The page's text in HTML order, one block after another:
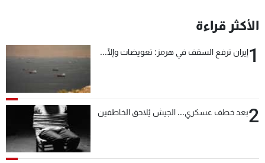
الأكثر قراءة
1إيران ترفع السقف في هرمز: تعويضات وإلّا...
2بعد خطف عسكري... الجيش يُلاحق الخاطفين
شاهد البرامج
الترددات
شروط الإسـتخدام
سياسة الخصوصية